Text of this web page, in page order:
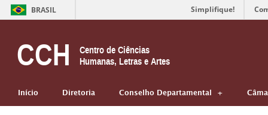
BRASIL Simplifique!
CCH
Centro de Ciências
Humanas, Letras e Artes
Início Diretoria Conselho Departamental